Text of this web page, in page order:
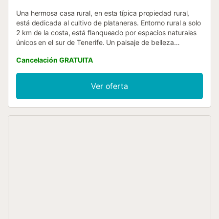
Una hermosa casa rural, en esta típica propiedad rural,
está dedicada al cultivo de plataneras. Entorno rural a solo
2 km de la costa, está flanqueado por espacios naturales
únicos en el sur de Tenerife. Un paisaje de belleza
cuenta actualmente con todas las comodidades
necesarias, conservando el encanto tradicional. Sus 95m²,
distribuidos en una moderna cocina, un amplio salón con
acceso a una espectacular terraza con jardín privado, que
cuenta con zona de estar, barbacoa y tumbonas. Tres
Cancelación GRATUITA
Ver oferta